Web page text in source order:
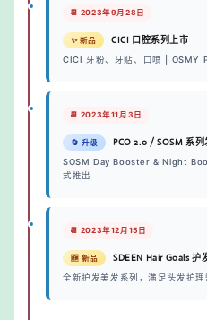
📆 2023年9月28日
✨ 新品 CICI 口腔系列上市
CICI 牙粉、牙贴、口喷 | OSMY
📆 2023年11月3日
🔄 升级 PCO 2.0 / SOSM 系列
SOSM Day Booster & Night
式推出
📆 2023年12月15日
🆕 新品 SDEEN Hair Goals 护
全新护发美发系列，满足头发护理